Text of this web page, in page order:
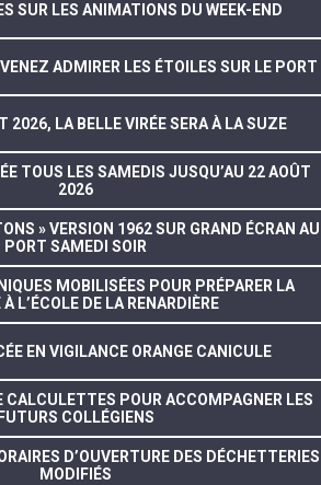
SUR LES ANIMATIONS DU WEEK-END
ADMIRER LES ÉTOILES SUR LE PORT
2026, LA BELLE VIRÉE SERA À LA SUZE
TOUS LES SAMEDIS JUSQU’AU 22 AOÛT
2026
» VERSION 1962 SUR GRAND ÉCRAN AU
PORT SAMEDI SOIR
MOBILISÉES POUR PRÉPARER LA
À L’ÉCOLE DE LA RENARDIÈRE
EN VIGILANCE ORANGE CANICULE
CALCULETTES POUR ACCOMPAGNER LES
FUTURS COLLÉGIENS
D’OUVERTURE DES DÉCHETTERIES
MODIFIÉS